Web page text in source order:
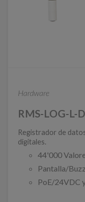
Hardware
RMS-LOG-L-D
Registrador de
digitales.
44'000
Pantalla/
PoE/24VDC